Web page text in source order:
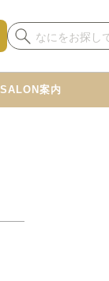
SALON案内